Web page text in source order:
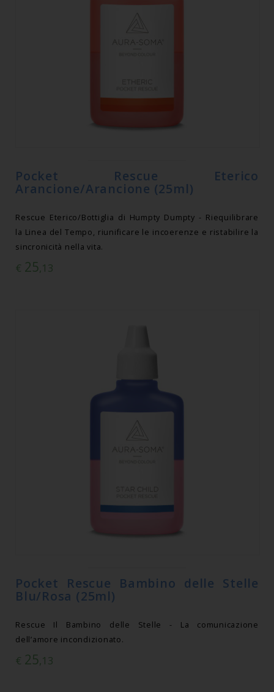
Pocket Rescue Eterico
Arancione/Arancione (25ml)
Rescue Eterico/Bottiglia di Humpty Dumpty - Riequilibrare
la Linea del Tempo, riunificare le incoerenze e ristabilire la
sincronicità nella vita.
€ 25,13
Pocket Rescue Bambino delle Stelle
Blu/Rosa (25ml)
Rescue Il Bambino delle Stelle - La comunicazione
dell’amore incondizionato.
€ 25,13